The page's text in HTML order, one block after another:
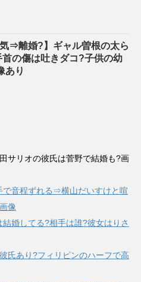
気⇒離婚?】ギャル曽根の太ら
の傷は吐きダコ?子供の幼
あり
サリオの彼氏は菅野で結婚も?画
で音程ずれる⇒横山だいすけと喧
像
結婚してる?相手は誰?彼女はりさ
氏あり?フィリピンのハーフで高